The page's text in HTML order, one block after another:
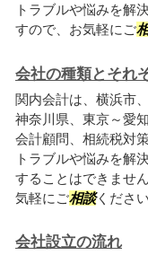
トラブルや悩みを解
すので、お気軽にご
会社の種類とそれ
関内会計は、横浜市
神奈川県、東京～愛
会計顧問、相続税対
トラブルや悩みを解
することはできませ
気軽にご相談ください
会社設立の流れ